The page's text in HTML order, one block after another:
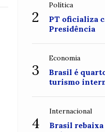
2
Política
PT oficializa
Presidência
3
Economia
Brasil é
turismo
4
Internacional
Brasil